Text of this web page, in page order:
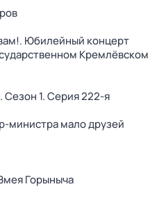
Юбилейный концерт
Кремлёвском
. Сезон 1. Серия 222-я
министра мало друзей
Горыныча